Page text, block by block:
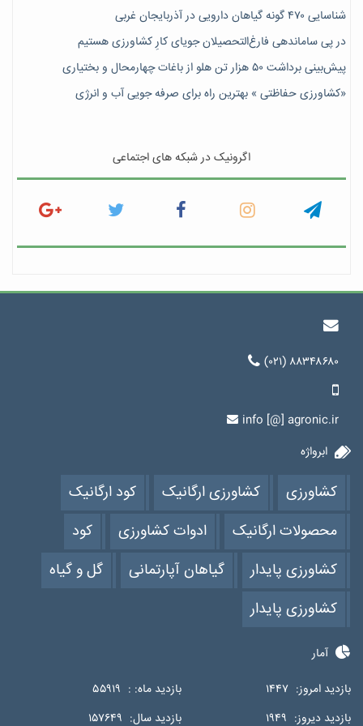
شناسایی ۴۷٠ گونه گیاهان دارویی در آذربایجان غربی
در پی ساماندهی فارغ‌التحصیلان جویای کارِ کشاورزی هستیم
پیش‎‌بینی برداشت ۵۰ هزار تن هلو از باغات چهارمحال و بختیاری
«کشاورزی حفاظتی » بهترین راه برای صرفه جویی آب و انرژی
اگرونیک در شبکه های اجتماعی
(۰۲۱) ۸۸۳۴۸۶۸۰
info [@] agronic.ir
ابرواژه
کشاورزی کشاورزی ارگانیک
کود ارگانیک
محصولات ارگانیک
ادوات کشاورزی
کود
کشاورزی پایدار
گیاهان آپارتمانی
گل و گیاه
کشاورزی پایدار
آمار
بازدید امروز: ۱۴۴۷ بازدید ماه: : ۵۵۹۱۹
بازدید دیروز: ۱۹۴۹ بازدید سال: ۱۵۷۶۴۹